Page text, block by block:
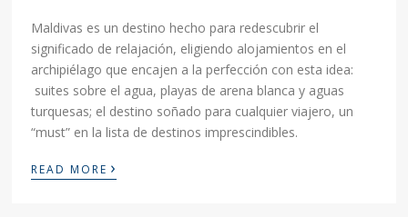
Maldivas es un destino hecho para redescubrir el
significado de relajación, eligiendo alojamientos en el
archipiélago que encajen a la perfección con esta idea:
suites sobre el agua, playas de arena blanca y aguas
turquesas; el destino soñado para cualquier viajero, un
“must” en la lista de destinos imprescindibles.
READ MORE ›